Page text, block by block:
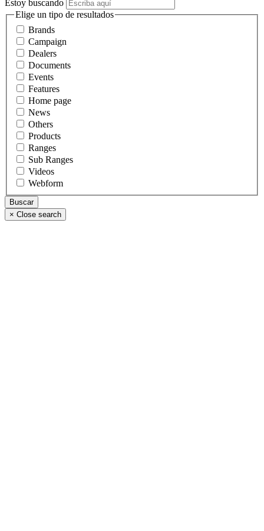
Estoy buscando
Elige un tipo de resultados
Brands
Campaign
Dealers
Documents
Events
Features
Home page
News
Others
Products
Ranges
Sub Ranges
Videos
Webform
× Close search